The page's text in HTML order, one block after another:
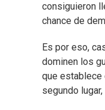
consiguieron
chance de
Es por eso,
dominen los
que establece
segundo